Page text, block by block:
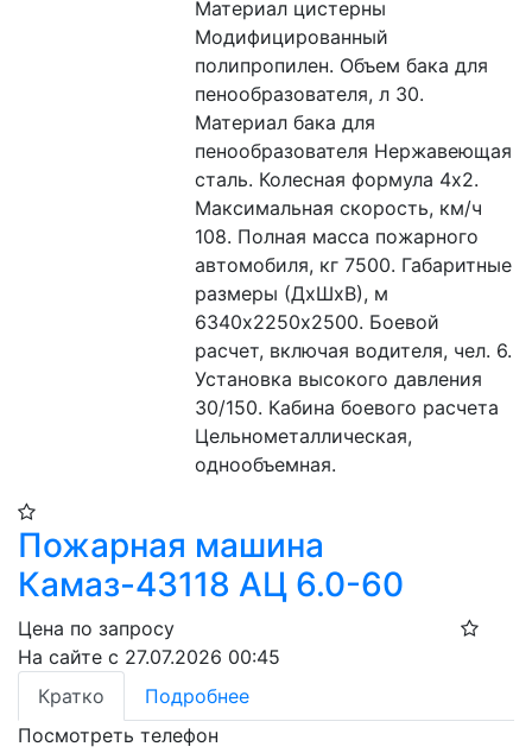
Материал цистерны
Модифицированный
полипропилен. Объем бака для
пенообразователя, л 30.
Материал бака для
пенообразователя Нержавеющая
сталь. Колесная формула 4х2.
Максимальная скорость, км/ч
108. Полная масса пожарного
автомобиля, кг 7500. Габаритные
размеры (ДхШхВ), м
6340х2250х2500. Боевой
расчет, включая водителя, чел. 6.
Установка высокого давления
30/150. Кабина боевого расчета
Цельнометаллическая,
однообъемная.
Пожарная машина
Камаз-43118 АЦ 6.0-60
Цена по запросу
На сайте с 27.07.2026 00:45
Кратко
Подробнее
Посмотреть телефон